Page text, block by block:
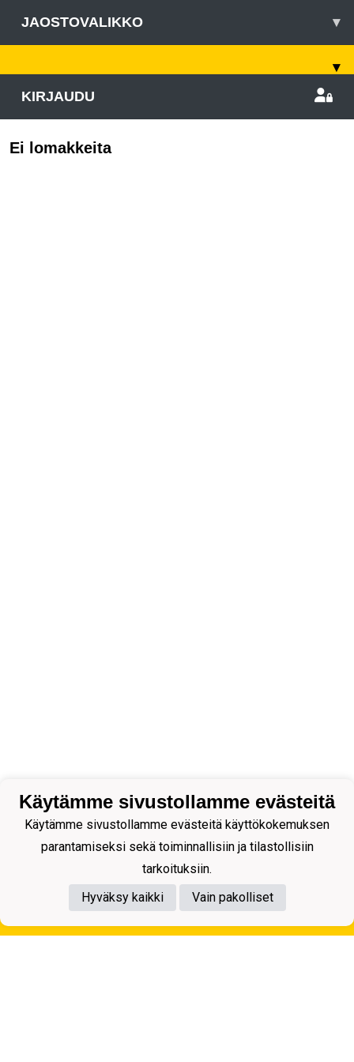
JAOSTOVALIKKO ▾
▾
KIRJAUDU
Ei lomakkeita
Tietosuojaseloste
Käytämme sivustollamme evästeitä
Käytämme sivustollamme evästeitä käyttökokemuksen
parantamiseksi sekä toiminnallisiin ja tilastollisiin
tarkoituksiin.
Hyväksy kaikki
Vain pakolliset